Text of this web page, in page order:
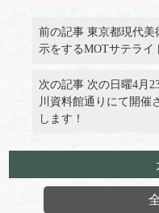
前の記事 東京都現代
示をするMOTサテライ
次の記事 次の日曜4月
川資料館通りにて開催
します！